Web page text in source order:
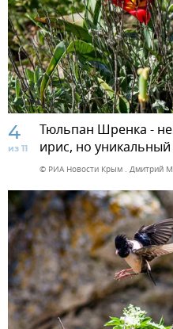
4
из 11
Тюльпан Шренка -
ирис, но
© РИА Новости Крым . Дмитрий